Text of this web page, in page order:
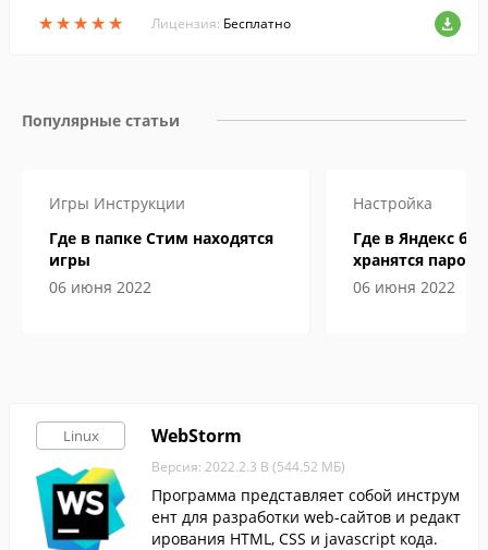
★★★★★
★★★★★ Лицензия: Бесплатно
Популярные статьи
Игры Инструкции
Где в папке Стим находятся
игры
06 июня 2022
Настройка
Где в Яндекс
хранятся пароли
06 июня 2022
Linux WebStorm
Версия: 2022.2.3 B (544.52 МБ)
Программа представляет собой инструм
ент для разработки web-сайтов и редакт
ирования HTML, CSS и javascript кода.